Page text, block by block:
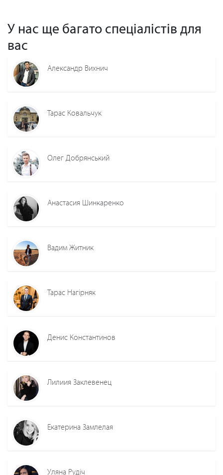
У нас ще багато спеціалістів для
вас
Александр Вихнич
Тарас Ковальчук
Олег Добрянський
Анастасия Шинкаренко
Вадим Житник
Тарас Нагірняк
Денис Константинов
Лилиия Заклевенец
Екатерина Замлелая
Уляна Рудіч